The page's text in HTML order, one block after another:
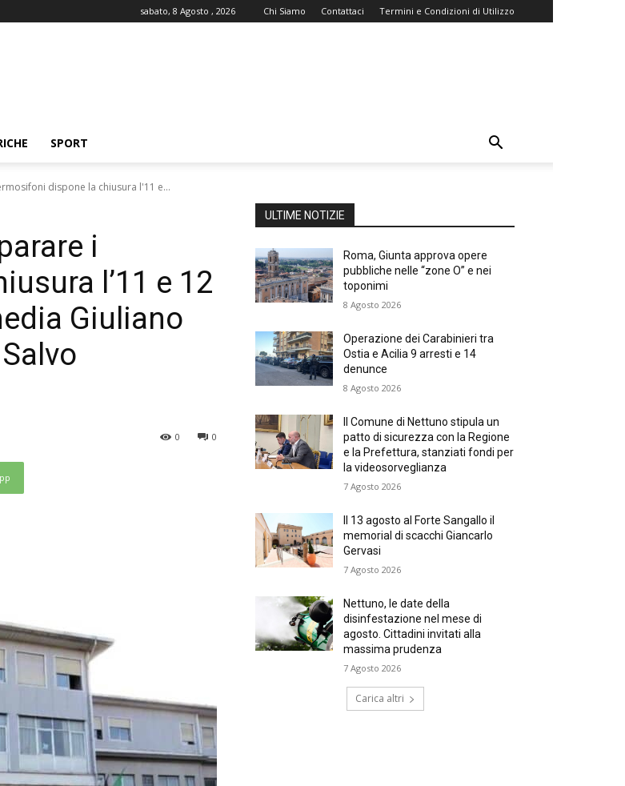
sabato, 8 Agosto , 2026 Chi Siamo Contattaci Termini e Condizioni di Utilizzo
SPORT
dispone la chiusura l'11 e...
i
l’11 e 12
Giuliano
0
0
ULTIME NOTIZIE
Roma, Giunta approva opere
pubbliche nelle “zone O” e nei
toponimi
8 Agosto 2026
Operazione dei Carabinieri tra
Ostia e Acilia 9 arresti e 14
denunce
8 Agosto 2026
Il Comune di Nettuno stipula un
patto di sicurezza con la Regione
e la Prefettura, stanziati fondi per
la videosorveglianza
7 Agosto 2026
Il 13 agosto al Forte Sangallo il
memorial di scacchi Giancarlo
Gervasi
7 Agosto 2026
Nettuno, le date della
disinfestazione nel mese di
agosto. Cittadini invitati alla
massima prudenza
7 Agosto 2026
Carica altri